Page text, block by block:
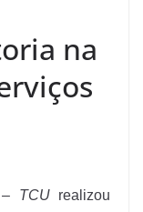
na
TCUrealizou